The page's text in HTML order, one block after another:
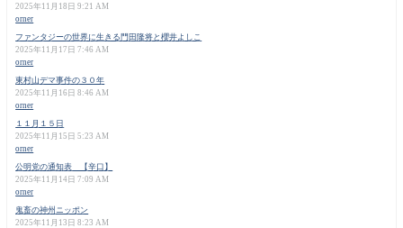
2025年11月18日 9:21 AM
orner
ファンタジーの世界に生きる門田隆将と櫻井よしこ
2025年11月17日 7:46 AM
orner
東村山デマ事件の３０年
2025年11月16日 8:46 AM
orner
１１月１５日
2025年11月15日 5:23 AM
orner
公明党の通知表 【辛口】
2025年11月14日 7:09 AM
orner
鬼畜の神州ニッポン
2025年11月13日 8:23 AM